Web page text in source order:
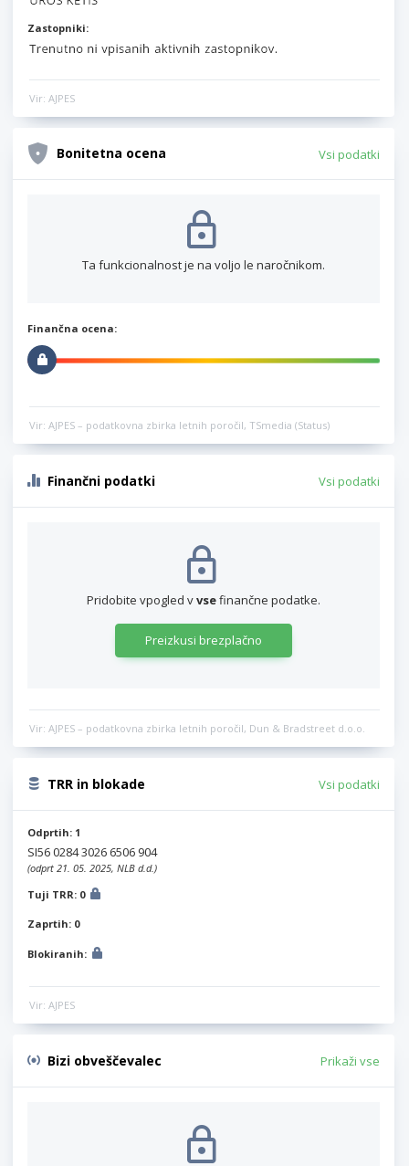
Zastopniki:
Vir: AJPES
Bonitetna ocena Vsi podatki
Ta funkcionalnost je na voljo le naročnikom.
Finančna ocena:
Vir: AJPES – podatkovna zbirka letnih poročil, TSmedia (Status)
Finančni podatki Vsi podatki
Pridobite vpogled vvsefinančne podatke.
Preizkusi brezplačno
Vir: AJPES – podatkovna zbirka letnih poročil, Dun & Bradstreet d.o.o.
TRR in blokade Vsi podatki
Odprtih: 1
SI56 0284 3026 6506 904
(odprt 21. 05. 2025, NLB d.d.)
Tuji TRR: 0
Zaprtih: 0
Blokiranih:
Vir: AJPES
Bizi obveščevalec Prikaži vse